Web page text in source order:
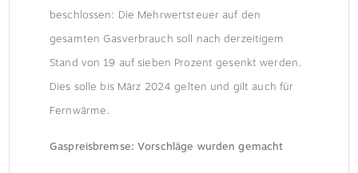
beschlossen: Die Mehrwertsteuer auf den
gesamten Gasverbrauch soll nach derzeitigem
Stand von 19 auf sieben Prozent gesenkt werden.
Dies solle bis März 2024 gelten und gilt auch für
Fernwärme.
Gaspreisbremse: Vorschläge wurden gemacht